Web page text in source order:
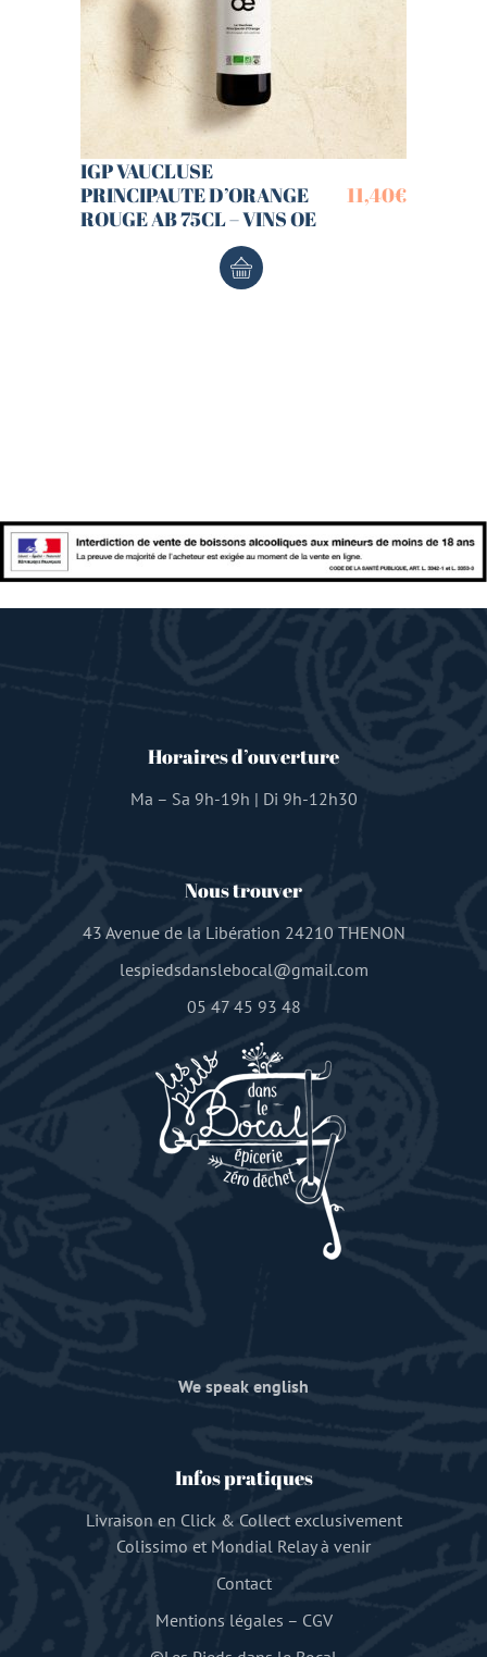
IGP VAUCLUSE
PRINCIPAUTE D’ORANGE
ROUGE AB 75CL – VINS OE
11,40€
Horaires d’ouverture
Ma – Sa 9h-19h | Di 9h-12h30
Nous trouver
43 Avenue de la Libération 24210 THENON
lespiedsdanslebocal@gmail.com
05 47 45 93 48
We speak english
Infos pratiques
Livraison en Click & Collect exclusivement
Colissimo et Mondial Relay à venir
Contact
Mentions légales – CGV